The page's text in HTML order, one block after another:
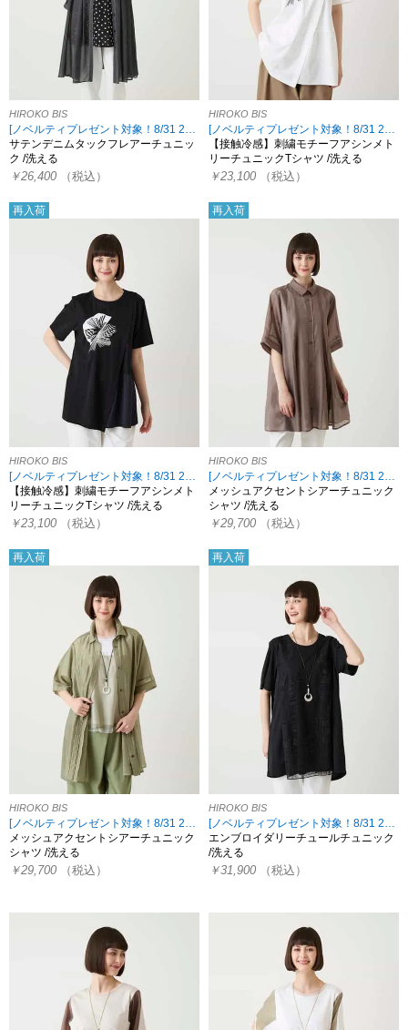
HIROKO BIS
[ノベルティプレゼント対象！8/31 23:59まで HIROKO限定]
サテンデニムタックフレアーチュニッ
ク /洗える
￥26,400 （税込）
HIROKO BIS
[ノベルティプレゼント対象！8/31 23:59まで HIROKO限定]
【接触冷感】刺繍モチーフアシンメト
リーチュニックTシャツ /洗える
￥23,100 （税込）
再入荷
HIROKO BIS
[ノベルティプレゼント対象！8/31 23:59まで HIROKO限定]
【接触冷感】刺繍モチーフアシンメト
リーチュニックTシャツ /洗える
￥23,100 （税込）
再入荷
HIROKO BIS
[ノベルティプレゼント対象！8/31 23:59まで HIROKO限定]
メッシュアクセントシアーチュニック
シャツ /洗える
￥29,700 （税込）
再入荷
HIROKO BIS
メッシュアクセントシアーチュニック
シャツ /洗える
￥29,700 （税込）
再入荷
HIROKO BIS
エンブロイダリーチュールチュニック
/洗える
￥31,900 （税込）